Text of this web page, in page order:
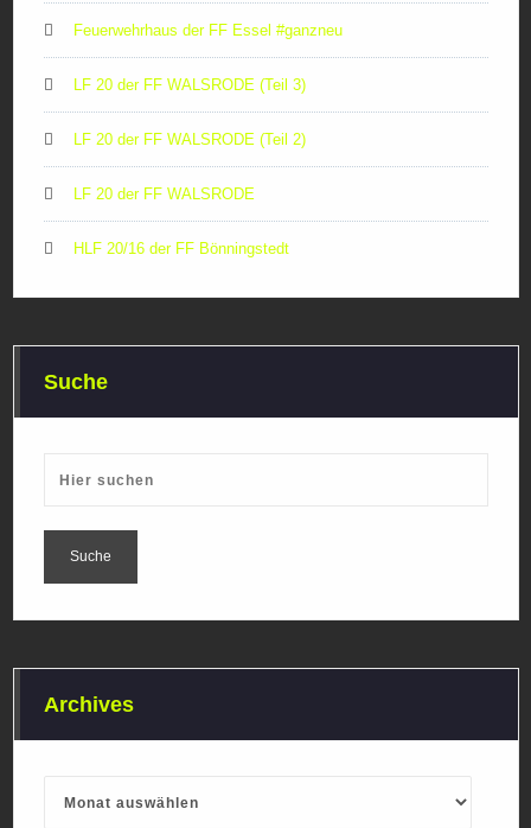
Feuerwehrhaus der FF Essel #ganzneu
LF 20 der FF WALSRODE (Teil 3)
LF 20 der FF WALSRODE (Teil 2)
LF 20 der FF WALSRODE
HLF 20/16 der FF Bönningstedt
Suche
Archives